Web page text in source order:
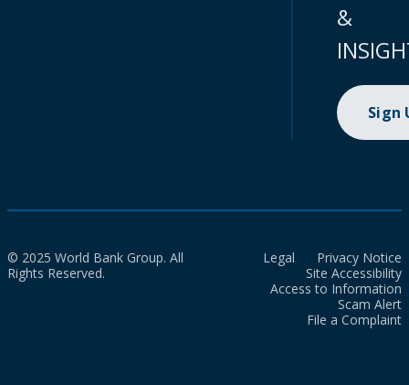
&
Sign
© 2025 World Bank Group. All
Rights Reserved.
Legal
Privacy Notice
Site Accessibility
Access to Information
Scam Alert
File a Complaint